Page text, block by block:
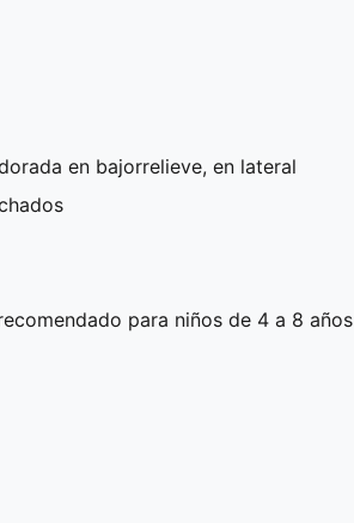
en bajorrelieve, en lateral
para niños de 4 a 8 años